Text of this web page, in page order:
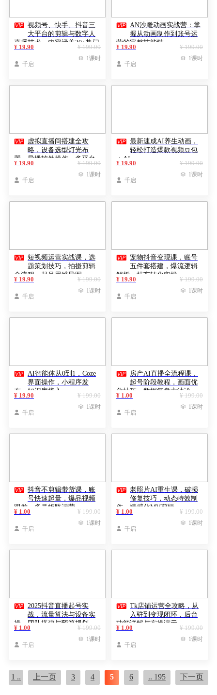
 视频号、快手、抖音三
大平台的剪辑与数字人
直播技术，内容涵盖20+热门
赛道
¥ 199.00
¥ 19.90
 千启
 1课时
 AN沙雕动画实战营：掌
握从动画制作到账号运
营的完整技能链
¥ 199.00
¥ 19.90
 千启
 1课时
 虚拟直播间搭建全攻
略，设备选型灯光布
置，导播软件操作，多平台
直播设置
¥ 199.00
¥ 19.90
 千启
 1课时
 最新速成AI养生动画，
轻松打造爆款视频豆包
＋AI
¥ 199.00
¥ 19.90
 千启
 1课时
 短视频运营实战课，选
题策划技巧，拍摄剪辑
全流程，起号思维导图
¥ 199.00
¥ 19.90
 千启
 1课时
 宠物抖音变现课，账号
五件套搭建，爆流逻辑
解析，挂车转化实操
¥ 199.00
¥ 19.90
 千启
 1课时
 AI智能体从0到1，Coze
界面操作，小程序发
布，知识库接入
¥ 199.00
¥ 19.90
 千启
 1课时
 房产AI直播全流程课，
起号阶段教程，画面优
化技巧，数据复盘方法论
¥ 199.00
¥ 1.00
 千启
 1课时
 抖音不剪辑带货课，账
号快速起量，爆品视频
跟发，多号矩阵运营
¥ 199.00
¥ 1.00
 千启
 1课时
 老照片AI重生课，破损
修复技巧，动态特效制
作，情感化MV剪辑
¥ 199.00
¥ 1.00
 千启
 1课时
 2025抖音直播起号实
战，流量算法与设备实
操，团队搭建与预算规划
¥ 199.00
¥ 1.00
 千启
 1课时
 Tk店铺运营全攻略，从
入驻到变现闭环，后台
功能详解与实操演示
¥ 199.00
¥ 1.00
 千启
 1课时
1 .. 上一页 3 4 5 6 .. 195 下一页